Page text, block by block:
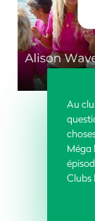
Au
Méga
Clubs